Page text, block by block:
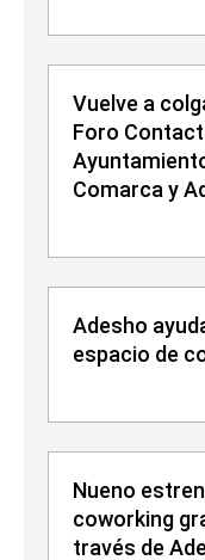
Vuelve a
Foro
Comarca y
Adesho
espacio de
Nueno
coworking
través de